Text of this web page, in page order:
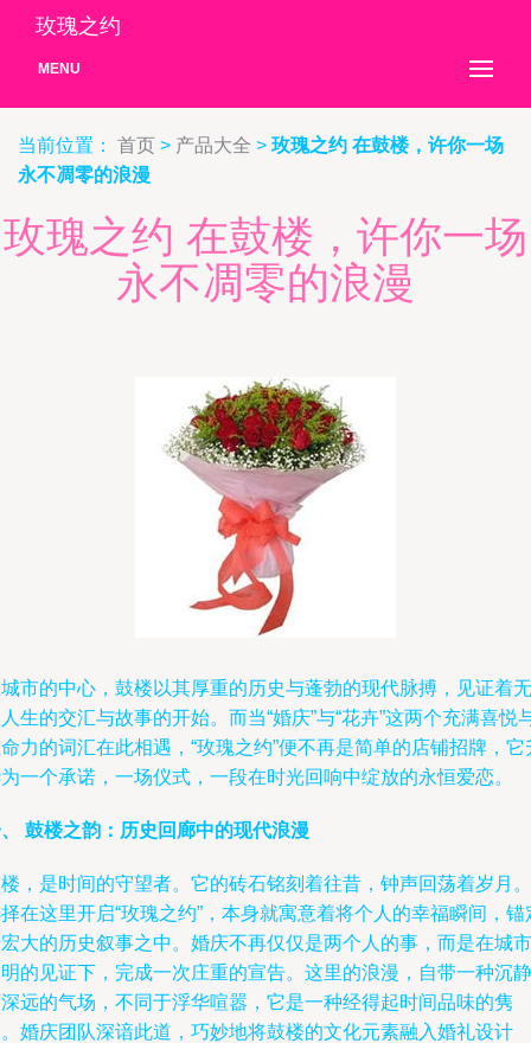
玫瑰之约
MENU
当前位置： 首页 > 产品大全 > 玫瑰之约 在鼓楼，许你一场
永不凋零的浪漫
玫瑰之约 在鼓楼，许你一场
永不凋零的浪漫
市的中心，鼓楼以其厚重的历史与蓬勃的现代脉搏，见证着无
生的交汇与故事的开始。而当“婚庆”与“花卉”这两个充满喜悦
力的词汇在此相遇，“玫瑰之约”便不再是简单的店铺招牌，它
一个承诺，一场仪式，一段在时光回响中绽放的永恒爱恋。
鼓楼之韵：历史回廊中的现代浪漫
，是时间的守望者。它的砖石铭刻着往昔，钟声回荡着岁月。
在这里开启“玫瑰之约”，本身就寓意着将个人的幸福瞬间，锚
大的历史叙事之中。婚庆不再仅仅是两个人的事，而是在城市
的见证下，完成一次庄重的宣告。这里的浪漫，自带一种沉静
远的气场，不同于浮华喧嚣，它是一种经得起时间品味的隽
婚庆团队深谙此道，巧妙地将鼓楼的文化元素融入婚礼设计